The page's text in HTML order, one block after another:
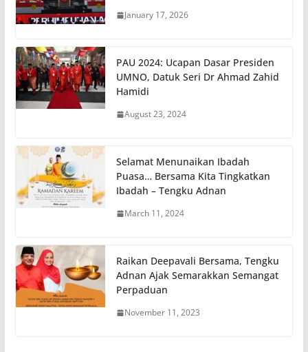
January 17, 2026
PAU 2024: Ucapan Dasar Presiden
UMNO, Datuk Seri Dr Ahmad Zahid
Hamidi
August 23, 2024
Selamat Menunaikan Ibadah
Puasa… Bersama Kita Tingkatkan
Ibadah – Tengku Adnan
March 11, 2024
Raikan Deepavali Bersama, Tengku
Adnan Ajak Semarakkan Semangat
Perpaduan
November 11, 2023